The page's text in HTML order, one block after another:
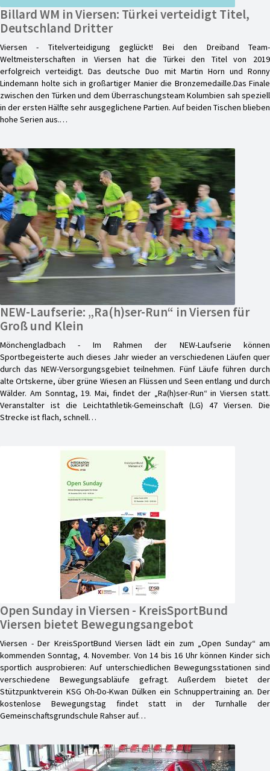
Billard WM in Viersen: Türkei verteidigt Titel,
Deutschland Dritter
Viersen - Titelverteidigung geglückt! Bei den Dreiband Team-
Weltmeisterschaften in Viersen hat die Türkei den Titel von 2019
erfolgreich verteidigt. Das deutsche Duo mit Martin Horn und Ronny
Lindemann holte sich in großartiger Manier die Bronzemedaille.Das Finale
zwischen den Türken und dem Überraschungsteam Kolumbien sah speziell
in der ersten Hälfte sehr ausgeglichene Partien. Auf beiden Tischen blieben
hohe Serien aus.…
NEW-Laufserie: „Ra(h)ser-Run“ in Viersen für
Groß und Klein
Mönchengladbach - Im Rahmen der NEW-Laufserie können
Sportbegeisterte auch dieses Jahr wieder an verschiedenen Läufen quer
durch das NEW-Versorgungsgebiet teilnehmen. Fünf Läufe führen durch
alte Ortskerne, über grüne Wiesen an Flüssen und Seen entlang und durch
Wälder. Am Sonntag, 19. Mai, findet der „Ra(h)ser-Run“ in Viersen statt.
Veranstalter ist die Leichtathletik-Gemeinschaft (LG) 47 Viersen. Die
Strecke ist flach, schnell…
Open Sunday in Viersen - KreisSportBund
Viersen bietet Bewegungsangebot
Viersen - Der KreisSportBund Viersen lädt ein zum „Open Sunday“ am
kommenden Sonntag, 4. November. Von 14 bis 16 Uhr können Kinder sich
sportlich ausprobieren: Auf unterschiedlichen Bewegungsstationen sind
verschiedene Bewegungsabläufe gefragt. Außerdem bietet der
Stützpunktverein KSG Oh-Do-Kwan Dülken ein Schnuppertraining an. Der
kostenlose Bewegungstag findet statt in der Turnhalle der
Gemeinschaftsgrundschule Rahser auf…